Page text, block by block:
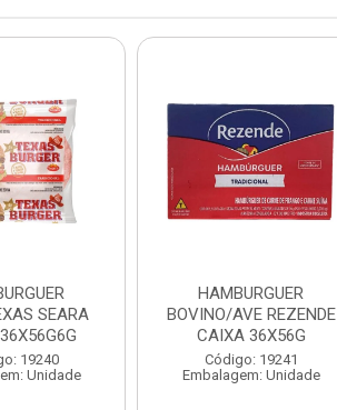
SEARA
19240
Unidade
HAMBURGUER
BOVINO/AVE REZENDE
CAIXA 36X56G
Código: 19241
Embalagem: Unidade